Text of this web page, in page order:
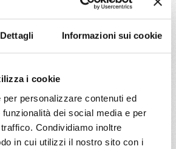
Dettagli Informazioni sui cookie
i cookie
personalizzare contenuti ed
dei social media e per
Condividiamo inoltre
in cui utilizzi il nostro sito con i
giorni
Hellesylt, Molde Fjord, Flam, Kiel
€ 1.003
a partire da